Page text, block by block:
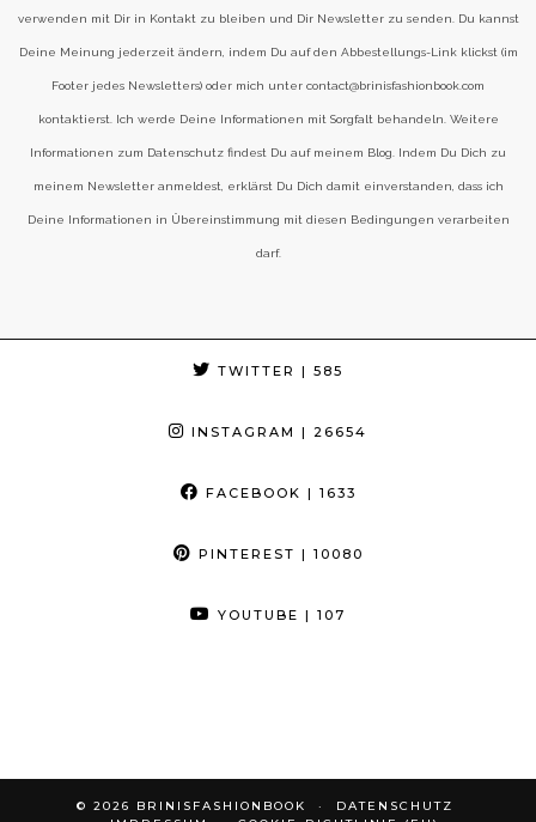
verwenden mit Dir in Kontakt zu bleiben und Dir Newsletter zu senden. Du kannst
Deine Meinung jederzeit ändern, indem Du auf den Abbestellungs-Link klickst (im
Footer jedes Newsletters) oder mich unter contact@brinisfashionbook.com
kontaktierst. Ich werde Deine Informationen mit Sorgfalt behandeln. Weitere
Informationen zum Datenschutz findest Du auf meinem Blog. Indem Du Dich zu
meinem Newsletter anmeldest, erklärst Du Dich damit einverstanden, dass ich
Deine Informationen in Übereinstimmung mit diesen Bedingungen verarbeiten
darf.
TWITTER | 585
INSTAGRAM | 26654
FACEBOOK | 1633
PINTEREST | 10080
YOUTUBE | 107
© 2026 BRINISFASHIONBOOK
DATENSCHUTZ